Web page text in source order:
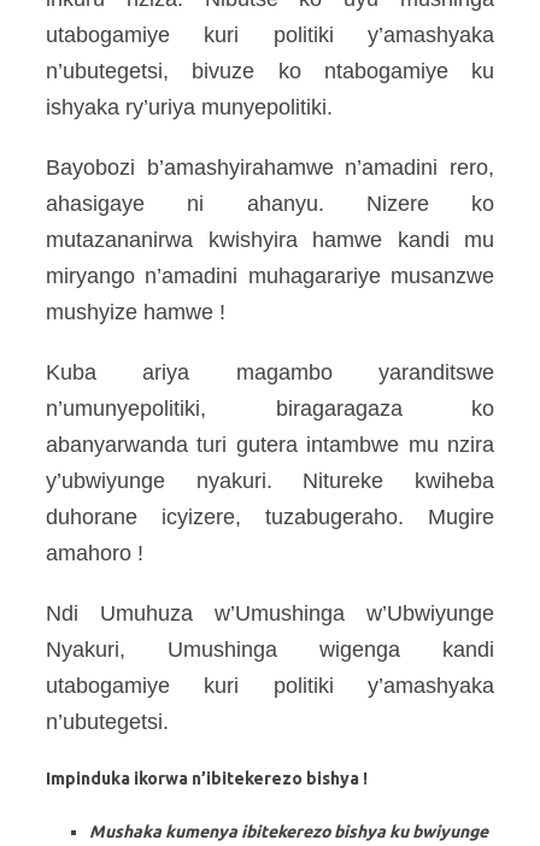
utabogamiye kuri politiki y’amashyaka
n’ubutegetsi, bivuze ko ntabogamiye ku
ishyaka ry’uriya munyepolitiki.
Bayobozi b’amashyirahamwe n’amadini rero,
ahasigaye ni ahanyu. Nizere ko
mutazananirwa kwishyira hamwe kandi mu
miryango n’amadini muhagarariye musanzwe
mushyize hamwe !
Kuba ariya magambo yaranditswe
n’umunyepolitiki, biragaragaza ko
abanyarwanda turi gutera intambwe mu nzira
y’ubwiyunge nyakuri. Nitureke kwiheba
duhorane icyizere, tuzabugeraho. Mugire
amahoro !
Ndi Umuhuza w’Umushinga w’Ubwiyunge
Nyakuri, Umushinga wigenga kandi
utabogamiye kuri politiki y’amashyaka
n’ubutegetsi.
Impinduka ikorwa n’ibitekerezo bishya !
Mushaka kumenya ibitekerezo bishya ku bwiyunge